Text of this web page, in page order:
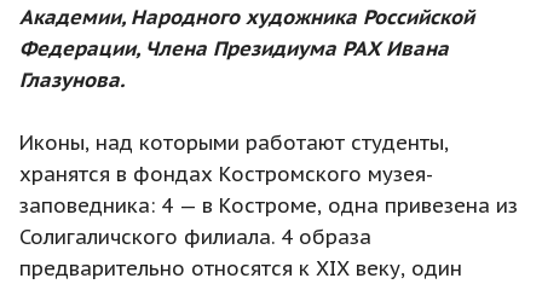
Академии, Народного художника Российской
Федерации, Члена Президиума РАХ Ивана
Глазунова.
Иконы, над которыми работают студенты,
хранятся в фондах Костромского музея-
заповедника: 4 — в Костроме, одна привезена из
Солигаличского филиала. 4 образа
предварительно относятся к XIX веку, один